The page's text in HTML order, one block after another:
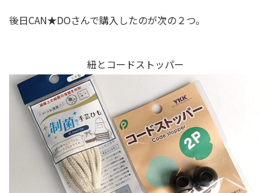
後日CAN★DOさんで購入したのが次の２つ。
紐とコードストッパー